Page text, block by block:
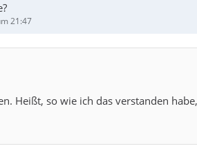
21:47
Heißt, so wie ich das verstanden